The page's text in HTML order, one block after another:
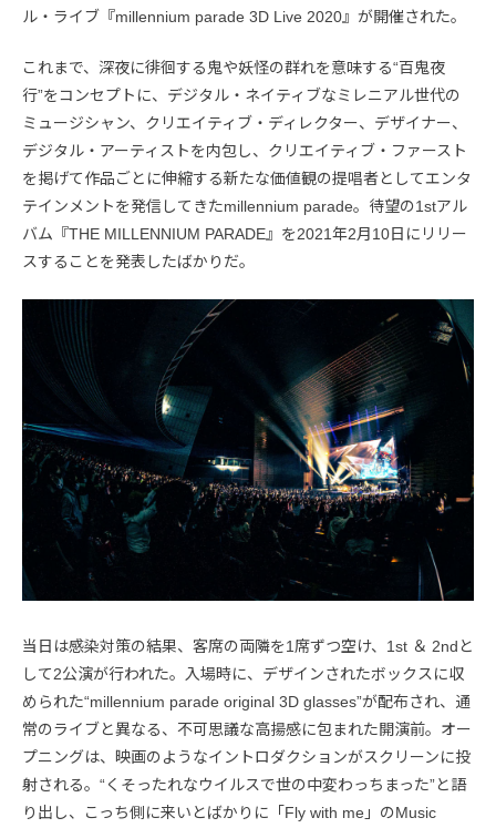
ル・ライブ『millennium parade 3D Live 2020』が開催された。
これまで、深夜に徘徊する鬼や妖怪の群れを意味する“百鬼夜
行”をコンセプトに、デジタル・ネイティブなミレニアル世代の
ミュージシャン、クリエイティブ・ディレクター、デザイナー、
デジタル・アーティストを内包し、クリエイティブ・ファースト
を掲げて作品ごとに伸縮する新たな価値観の提唱者としてエンタ
テインメントを発信してきたmillennium parade。待望の1stアル
バム『THE MILLENNIUM PARADE』を2021年2月10日にリリー
スすることを発表したばかりだ。
当日は感染対策の結果、客席の両隣を1席ずつ空け、1st ＆ 2ndと
して2公演が行われた。入場時に、デザインされたボックスに収
められた“millennium parade original 3D glasses”が配布され、通
常のライブと異なる、不可思議な高揚感に包まれた開演前。オー
プニングは、映画のようなイントロダクションがスクリーンに投
射される。“くそったれなウイルスで世の中変わっちまった”と語
り出し、こっち側に来いとばかりに「Fly with me」のMusic